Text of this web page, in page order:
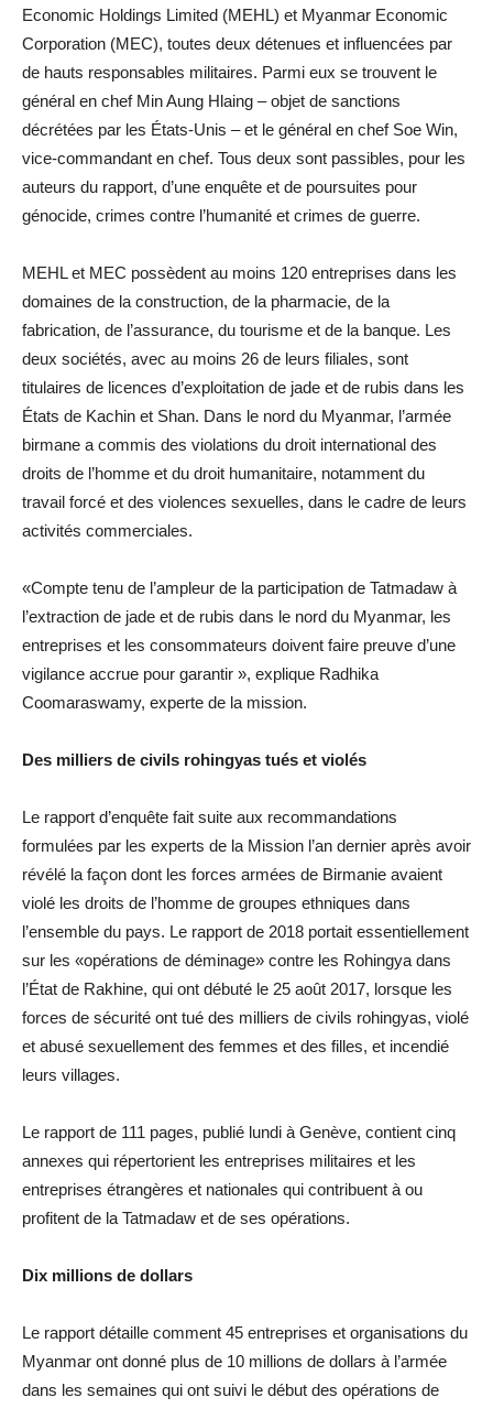
Economic Holdings Limited (MEHL) et Myanmar Economic
Corporation (MEC), toutes deux détenues et influencées par
de hauts responsables militaires. Parmi eux se trouvent le
général en chef Min Aung Hlaing – objet de sanctions
décrétées par les États-Unis – et le général en chef Soe Win,
vice-commandant en chef. Tous deux sont passibles, pour les
auteurs du rapport, d’une enquête et de poursuites pour
génocide, crimes contre l’humanité et crimes de guerre.
MEHL et MEC possèdent au moins 120 entreprises dans les
domaines de la construction, de la pharmacie, de la
fabrication, de l’assurance, du tourisme et de la banque. Les
deux sociétés, avec au moins 26 de leurs filiales, sont
titulaires de licences d’exploitation de jade et de rubis dans les
États de Kachin et Shan. Dans le nord du Myanmar, l’armée
birmane a commis des violations du droit international des
droits de l’homme et du droit humanitaire, notamment du
travail forcé et des violences sexuelles, dans le cadre de leurs
activités commerciales.
«Compte tenu de l’ampleur de la participation de Tatmadaw à
l’extraction de jade et de rubis dans le nord du Myanmar, les
entreprises et les consommateurs doivent faire preuve d’une
vigilance accrue pour garantir », explique Radhika
Coomaraswamy, experte de la mission.
Des milliers de civils rohingyas tués et violés
Le rapport d’enquête fait suite aux recommandations
formulées par les experts de la Mission l’an dernier après avoir
révélé la façon dont les forces armées de Birmanie avaient
violé les droits de l’homme de groupes ethniques dans
l’ensemble du pays. Le rapport de 2018 portait essentiellement
sur les «opérations de déminage» contre les Rohingya dans
l’État de Rakhine, qui ont débuté le 25 août 2017, lorsque les
forces de sécurité ont tué des milliers de civils rohingyas, violé
et abusé sexuellement des femmes et des filles, et incendié
leurs villages.
Le rapport de 111 pages, publié lundi à Genève, contient cinq
annexes qui répertorient les entreprises militaires et les
entreprises étrangères et nationales qui contribuent à ou
profitent de la Tatmadaw et de ses opérations.
Dix millions de dollars
Le rapport détaille comment 45 entreprises et organisations du
Myanmar ont donné plus de 10 millions de dollars à l’armée
dans les semaines qui ont suivi le début des opérations de